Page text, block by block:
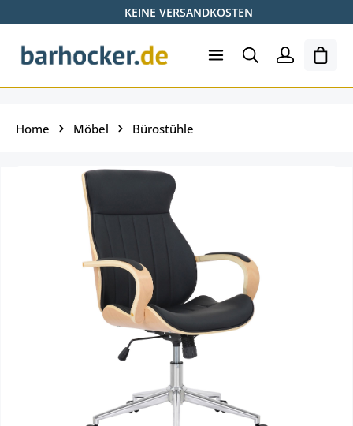
Zum Hauptinhalt springenKEINE VERSANDKOSTEN
Home Möbel Bürostühle